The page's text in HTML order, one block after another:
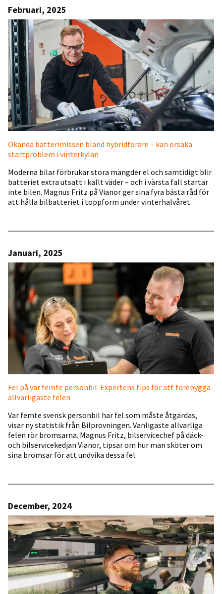
Februari, 2025
Okända batterimissen bland hybridförare – kan orsaka
startproblem i vinterkylan
Moderna bilar förbrukar stora mängder el och samtidigt blir
batteriet extra utsatt i kallt väder – och i värsta fall startar
inte bilen. Magnus Fritz på Vianor ger sina fyra bästa råd för
att hålla bilbatteriet i toppform under vinterhalvåret.
Januari, 2025
Fel på var femte personbil: Expertens tips för att förebygga
allvarligaste felen
Var femte svensk personbil har fel som måste åtgärdas,
visar ny statistik från Bilprovningen. Vanligaste allvarliga
felen rör bromsarna. Magnus Fritz, bilservicechef på däck-
och bilservicekedjan Vianor, tipsar om hur man sköter om
sina bromsar för att undvika dessa fel.
December, 2024